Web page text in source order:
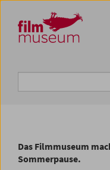
Zum Inhalt
Zum Hauptmenü
Zur Servicenavigation
Zum Suche
Das Filmmuseum
Sommerpause.